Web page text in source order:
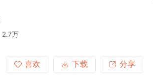
2.7万
喜欢
下载 分享